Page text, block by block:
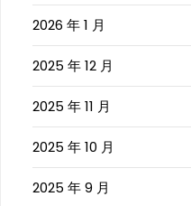
2026 年 1 月
2025 年 12 月
2025 年 11 月
2025 年 10 月
2025 年 9 月